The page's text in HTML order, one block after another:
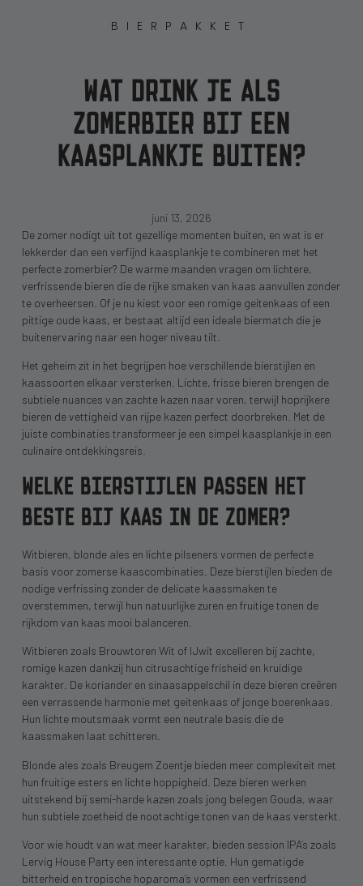
BIERPAKKET
WAT DRINK JE ALS
ZOMERBIER BIJ EEN
KAASPLANKJE BUITEN?
juni 13, 2026
De zomer nodigt uit tot gezellige momenten buiten, en wat is er
lekkerder dan een verfijnd kaasplankje te combineren met het
perfecte zomerbier? De warme maanden vragen om lichtere,
verfrissende bieren die de rijke smaken van kaas aanvullen zonder
te overheersen. Of je nu kiest voor een romige geitenkaas of een
pittige oude kaas, er bestaat altijd een ideale biermatch die je
buitenervaring naar een hoger niveau tilt.
Het geheim zit in het begrijpen hoe verschillende bierstijlen en
kaassoorten elkaar versterken. Lichte, frisse bieren brengen de
subtiele nuances van zachte kazen naar voren, terwijl hoprijkere
bieren de vettigheid van rijpe kazen perfect doorbreken. Met de
juiste combinaties transformeer je een simpel kaasplankje in een
culinaire ontdekkingsreis.
WELKE BIERSTIJLEN PASSEN HET
BESTE BIJ KAAS IN DE ZOMER?
Witbieren, blonde ales en lichte pilseners vormen de perfecte
basis voor zomerse kaascombinaties. Deze bierstijlen bieden de
nodige verfrissing zonder de delicate kaassmaken te
overstemmen, terwijl hun natuurlijke zuren en fruitige tonen de
rijkdom van kaas mooi balanceren.
Witbieren zoals Brouwtoren Wit of IJwit excelleren bij zachte,
romige kazen dankzij hun citrusachtige frisheid en kruidige
karakter. De koriander en sinaasappelschil in deze bieren creëren
een verrassende harmonie met geitenkaas of jonge boerenkaas.
Hun lichte moutsmaak vormt een neutrale basis die de
kaassmaken laat schitteren.
Blonde ales zoals Breugem Zoentje bieden meer complexiteit met
hun fruitige esters en lichte hoppigheid. Deze bieren werken
uitstekend bij semi-harde kazen zoals jong belegen Gouda, waar
hun subtiele zoetheid de nootachtige tonen van de kaas versterkt.
Voor wie houdt van wat meer karakter, bieden session IPA’s zoals
Lervig House Party een interessante optie. Hun gematigde
bitterheid en tropische hoparoma’s vormen een verfrissend